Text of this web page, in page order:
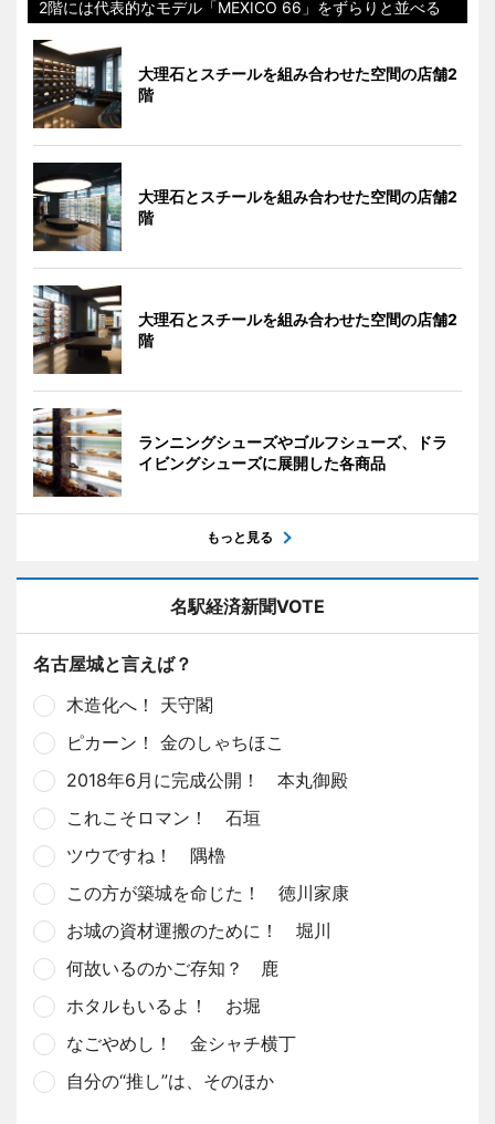
2階には代表的なモデル「MEXICO 66」をずらりと並べる
大理石とスチールを組み合わせた空間の店舗2
階
大理石とスチールを組み合わせた空間の店舗2
階
大理石とスチールを組み合わせた空間の店舗2
階
ランニングシューズやゴルフシューズ、ドラ
イビングシューズに展開した各商品
もっと見る
名駅経済新聞VOTE
名古屋城と言えば？
木造化へ！ 天守閣
ピカーン！ 金のしゃちほこ
2018年6月に完成公開！ 本丸御殿
これこそロマン！ 石垣
ツウですね！ 隅櫓
この方が築城を命じた！ 徳川家康
お城の資材運搬のために！ 堀川
何故いるのかご存知？ 鹿
ホタルもいるよ！ お堀
なごやめし！ 金シャチ横丁
自分の“推し”は、そのほか